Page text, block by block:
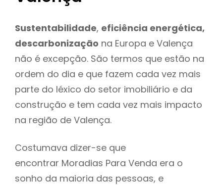
Sustentabilidade, eficiência energética,
descarbonização na Europa e Valença
não é excepção. São termos que estão na
ordem do dia e que fazem cada vez mais
parte do léxico do setor imobiliário e da
construção e tem cada vez mais impacto
na região de Valença.
Costumava dizer-se que
encontrar Moradias Para Venda era o
sonho da maioria das pessoas, e